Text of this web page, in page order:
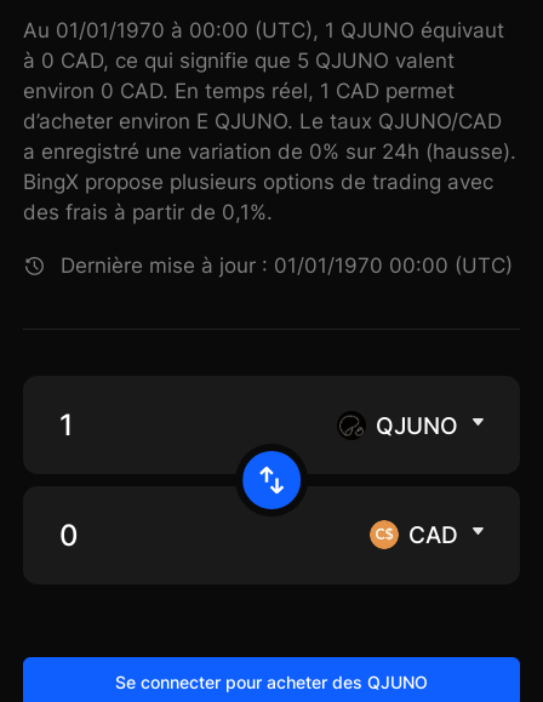
Au 01/01/1970 à 00:00 (UTC), 1 QJUNO équivaut
à 0 CAD, ce qui signifie que 5 QJUNO valent
environ 0 CAD. En temps réel, 1 CAD permet
d’acheter environ E QJUNO. Le taux QJUNO/CAD
a enregistré une variation de 0% sur 24h (hausse).
BingX propose plusieurs options de trading avec
des frais à partir de 0,1%.
Dernière mise à jour : 01/01/1970 00:00 (UTC)
QJUNO
CAD
Se connecter pour acheter des QJUNO